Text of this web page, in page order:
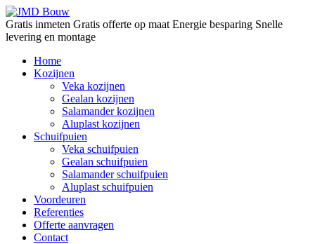
Gratis inmeten Gratis offerte op maat Energie besparing Snelle
levering en montage
Home
Kozijnen
Veka kozijnen
Gealan kozijnen
Salamander kozijnen
Aluplast kozijnen
Schuifpuien
Veka schuifpuien
Gealan schuifpuien
Salamander schuifpuien
Aluplast schuifpuien
Voordeuren
Referenties
Offerte aanvragen
Contact